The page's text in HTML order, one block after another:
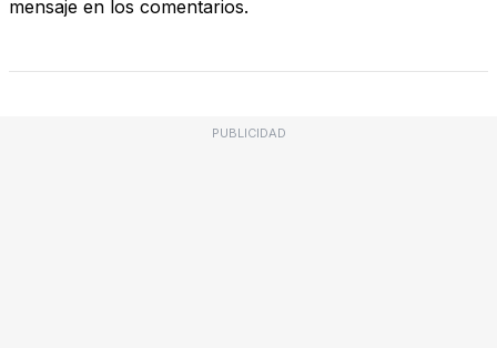
mensaje en los comentarios.
PUBLICIDAD